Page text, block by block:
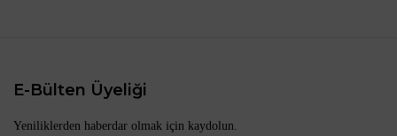
E-Bülten Üyeliği
Yeniliklerden haberdar olmak için kaydolun.